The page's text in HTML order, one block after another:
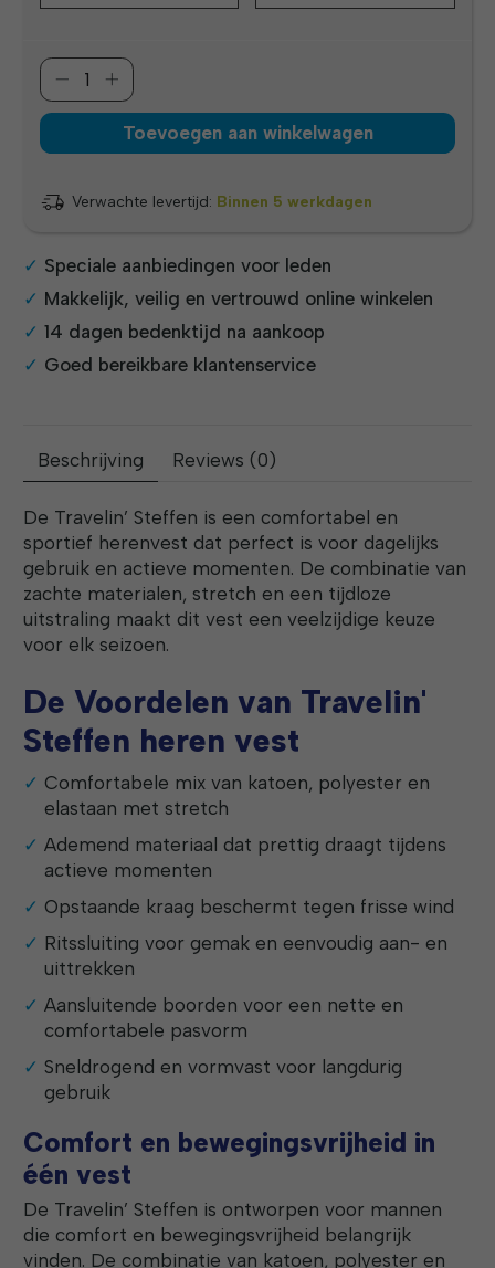
Toevoegen aan winkelwagen
Verwachte levertijd: Binnen 5 werkdagen
Speciale aanbiedingen voor leden
Makkelijk, veilig en vertrouwd online winkelen
14 dagen bedenktijd na aankoop
Goed bereikbare klantenservice
Beschrijving Reviews (0)
De Travelin’ Steffen is een comfortabel en
sportief herenvest dat perfect is voor dagelijks
gebruik en actieve momenten. De combinatie van
zachte materialen, stretch en een tijdloze
uitstraling maakt dit vest een veelzijdige keuze
voor elk seizoen.
De Voordelen van Travelin'
Steffen heren vest
Comfortabele mix van katoen, polyester en
elastaan met stretch
Ademend materiaal dat prettig draagt tijdens
actieve momenten
Opstaande kraag beschermt tegen frisse wind
Ritssluiting voor gemak en eenvoudig aan- en
uittrekken
Aansluitende boorden voor een nette en
comfortabele pasvorm
Sneldrogend en vormvast voor langdurig
gebruik
Comfort en bewegingsvrijheid in
één vest
De Travelin’ Steffen is ontworpen voor mannen
die comfort en bewegingsvrijheid belangrijk
vinden. De combinatie van katoen, polyester en